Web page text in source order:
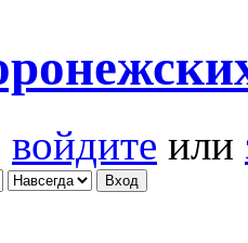
войдите или